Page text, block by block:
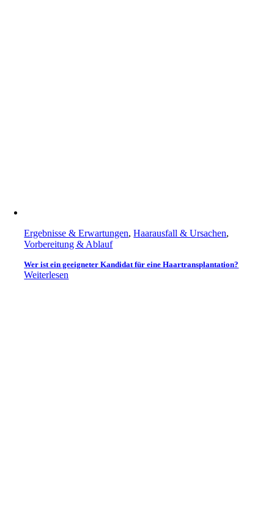
Ergebnisse & Erwartungen,Haarausfall & Ursachen,
Vorbereitung & Ablauf
Wer ist ein geeigneter Kandidat für eine Haartransplantation?
Weiterlesen